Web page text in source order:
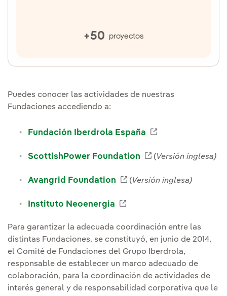
+50 proyectos
Puedes conocer las actividades de nuestras
Fundaciones accediendo a:
Fundación Iberdrola España Enlace externo,
ScottishPower Foundation Enlace externo,
(Versión inglesa)
Avangrid Foundation Enlace externo, se
(Versión inglesa)
Instituto Neoenergia Enlace externo, se abre
Para garantizar la adecuada coordinación entre las
distintas Fundaciones, se constituyó, en junio de 2014,
el Comité de Fundaciones del Grupo Iberdrola,
responsable de establecer un marco adecuado de
colaboración, para la coordinación de actividades de
interés general y de responsabilidad corporativa que le